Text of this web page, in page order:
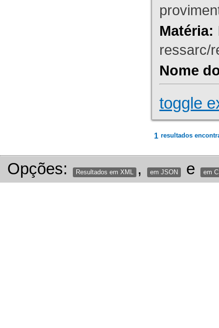
Matéria:
ressarc/
Nome
toggle
1 resultados
Opções: Resultados em XML , em JSON e em